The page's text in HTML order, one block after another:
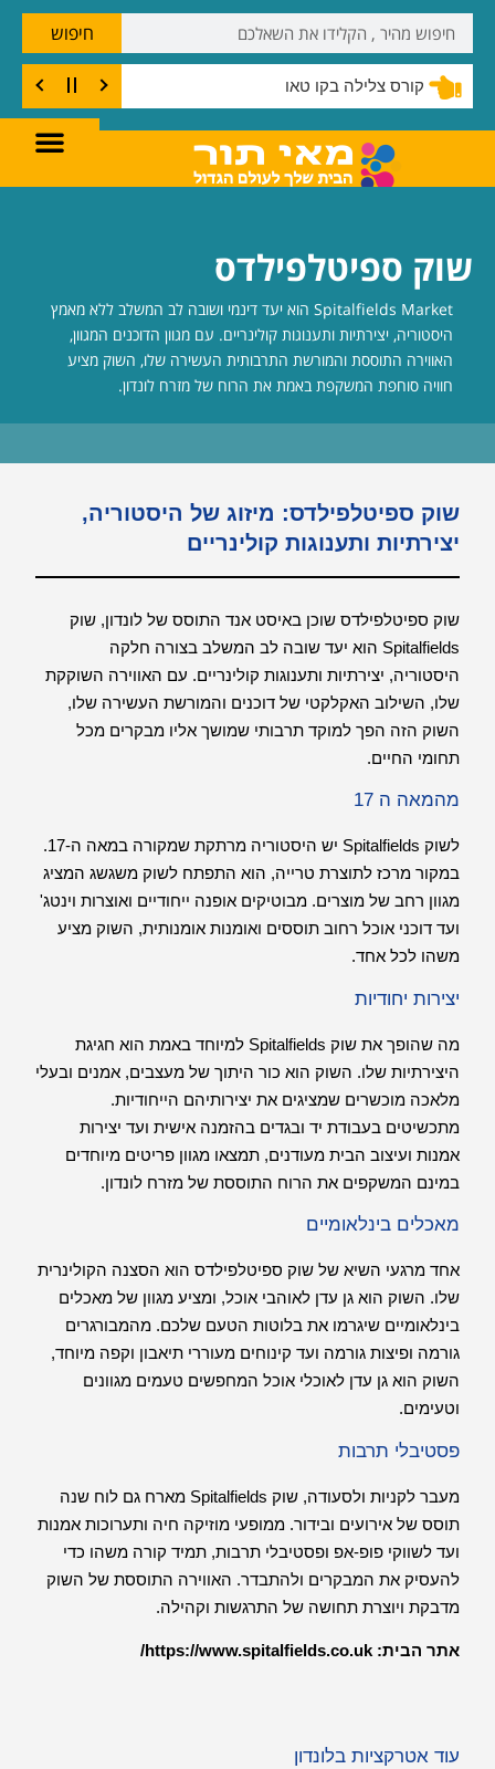
דברים שחייבים לעשות בקו טאו
חיפוש
שוק ספיטלפילדס
Spitalfields Market הוא יעד דינמי ושובה לב המשלב ללא מאמץ
היסטוריה, יצירתיות ותענוגות קולינריים. עם מגוון הדוכנים המגוון,
האווירה התוססת והמורשת התרבותית העשירה שלו, השוק מציע
חוויה סוחפת המשקפת באמת את הרוח של מזרח לונדון.
שוק ספיטלפילדס: מיזוג של היסטוריה,
יצירתיות ותענוגות קולינריים
שוק ספיטלפילדס שוכן באיסט אנד התוסס של לונדון, שוק
Spitalfields הוא יעד שובה לב המשלב בצורה חלקה
היסטוריה, יצירתיות ותענוגות קולינריים. עם האווירה השוקקת
שלו, השילוב האקלקטי של דוכנים והמורשת העשירה שלו,
השוק הזה הפך למוקד תרבותי שמושך אליו מבקרים מכל
תחומי החיים.
מהמאה ה 17
לשוק Spitalfields יש היסטוריה מרתקת שמקורה במאה ה-17.
במקור מרכז לתוצרת טרייה, הוא התפתח לשוק משגשג המציג
מגוון רחב של מוצרים. מבוטיקים אופנה ייחודיים ואוצרות וינטג'
ועד דוכני אוכל רחוב תוססים ואומנות אומנותית, השוק מציע
משהו לכל אחד.
יצירות יחודיות
מה שהופך את שוק Spitalfields למיוחד באמת הוא חגיגת
היצירתיות שלו. השוק הוא כור היתוך של מעצבים, אמנים ובעלי
מלאכה מוכשרים שמציגים את יצירותיהם הייחודיות.
מתכשיטים בעבודת יד ובגדים בהזמנה אישית ועד יצירות
אמנות ועיצוב הבית מעודנים, תמצאו מגוון פריטים מיוחדים
במינם המשקפים את הרוח התוססת של מזרח לונדון.
מאכלים בינלאומיים
אחד מרגעי השיא של שוק ספיטלפילדס הוא הסצנה הקולינרית
שלו. השוק הוא גן עדן לאוהבי אוכל, ומציע מגוון של מאכלים
בינלאומיים שיגרמו את בלוטות הטעם שלכם. מהמבורגרים
גורמה ופיצות גורמה ועד קינוחים מעוררי תיאבון וקפה מיוחד,
השוק הוא גן עדן לאוכלי אוכל המחפשים טעמים מגוונים
וטעימים.
פסטיבלי תרבות
מעבר לקניות ולסעודה, שוק Spitalfields מארח גם לוח שנה
תוסס של אירועים ובידור. ממופעי מוזיקה חיה ותערוכות אמנות
ועד לשווקי פופ-אפ ופסטיבלי תרבות, תמיד קורה משהו כדי
להעסיק את המבקרים ולהתבדר. האווירה התוססת של השוק
מדבקת ויוצרת תחושה של התרגשות וקהילה.
אתר הבית: https://www.spitalfields.co.uk/
עוד אטרקציות בלונדון